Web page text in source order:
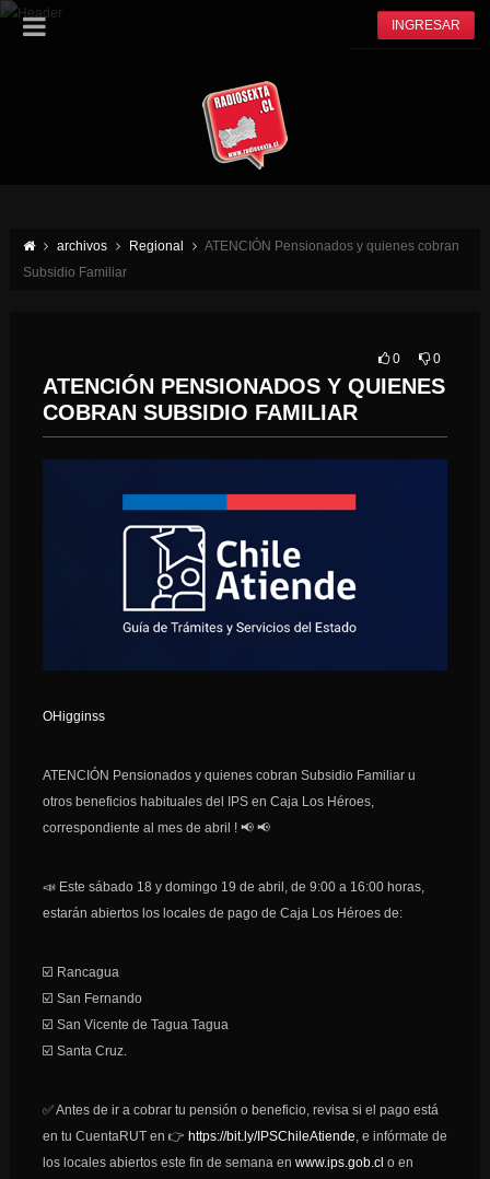
INGRESAR
archivos Regional
ATENCIÓN Pensionados y quienes cobran
Subsidio Familiar
0 0
ATENCIÓN PENSIONADOS Y QUIENES
COBRAN SUBSIDIO FAMILIAR
OHigginss
ATENCIÓN Pensionados y quienes cobran Subsidio Familiar u
otros beneficios habituales del IPS en Caja Los Héroes,
correspondiente al mes de abril ! 📢 📢
📣Este sábado 18 y domingo 19 de abril, de 9:00 a 16:00 horas,
estarán abiertos los locales de pago de Caja Los Héroes de:
☑️ Rancagua
☑️ San Fernando
☑️ San Vicente de Tagua Tagua
☑️ Santa Cruz.
✅Antes de ir a cobrar tu pensión o beneficio, revisa si el pago está
en tu CuentaRUT en 👉 https://bit.ly/IPSChileAtiende , e infórmate de
los locales abiertos este fin de semana en www.ips.gob.cl o en